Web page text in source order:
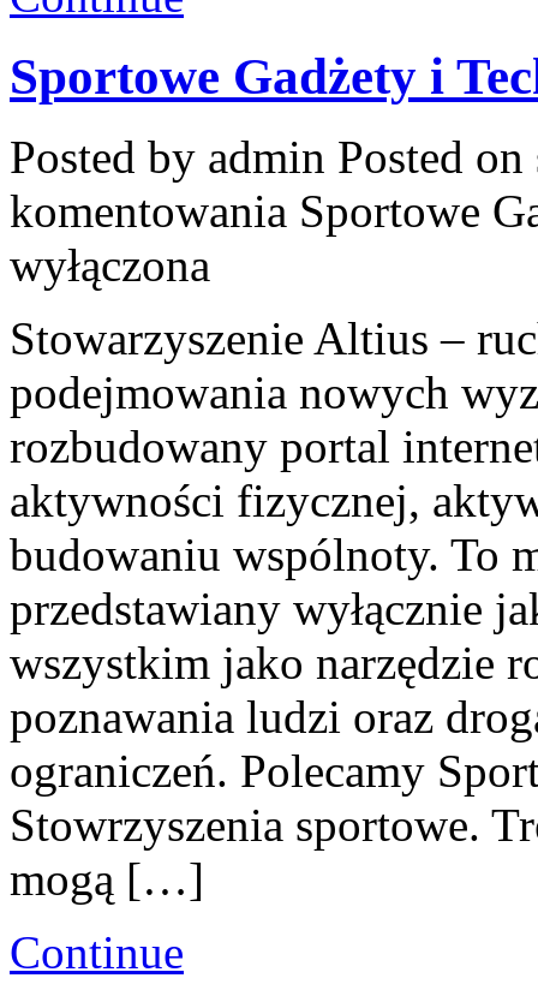
Sportowe Gadżety i
Posted by admin Posted
komentowania Sportowe
wyłączona
Stowarzyszenie Altius –
podejmowania nowych
rozbudowany portal
aktywności fizycznej,
budowaniu wspólnoty. To
przedstawiany wyłącznie
wszystkim jako narzędzie
poznawania ludzi oraz
ograniczeń. Polecamy
Stowrzyszenia sportowe.
mogą […]
Continue